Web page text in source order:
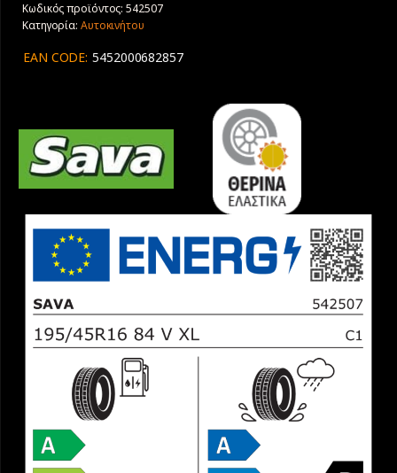
Sava
Intensa
ποσότητα
Κωδικός προϊόντος:542507
Κατηγορία: Αυτοκινήτου
EAN CODE: 5452000682857